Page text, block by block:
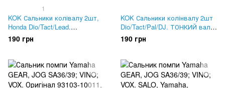
1
KOK Сальники колівалу 2шт,
Honda Dio/Tact/Lead.
(ТОВСТИЙ вал) 19.5x31x7.
15.6x25.5x7
190 грн
KOK Сальники колінвалу 2шт
Dio/Tact/Pal/DJ. ТОНКИЙ вал
15.6x25.5x7
190 грн